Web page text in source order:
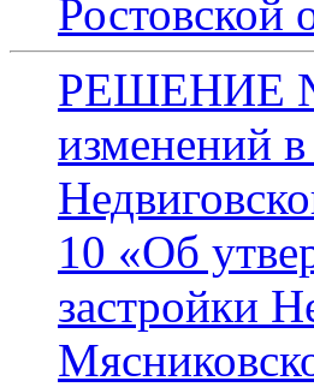
Ростовской
РЕШЕНИЕ №
изменений
10 «Об
застройки